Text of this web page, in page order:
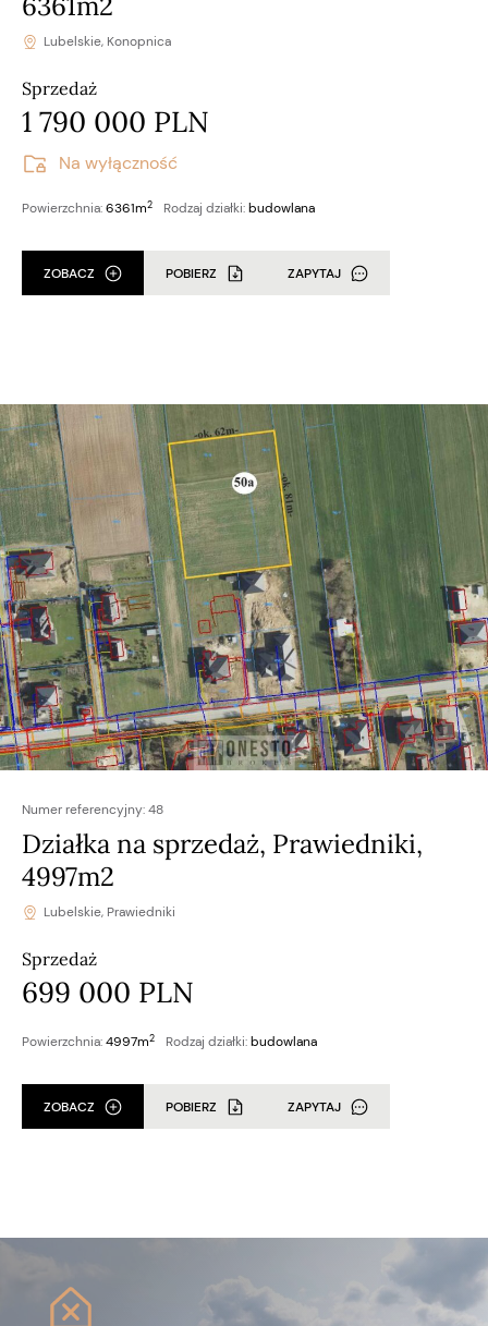
Na wyłączność
Lubelskie, Konopnica
Sprzedaż
1 790 000 PLN
Powierzchnia:6361m2 Rodzaj działki:budowlana
ZOBACZ POBIERZ ZAPYTAJ
Numer referencyjny:48
Działka na sprzedaż, Prawiedniki,
4997m2
Lubelskie, Prawiedniki
Sprzedaż
699 000 PLN
Powierzchnia:4997m2 Rodzaj działki:budowlana
ZOBACZ POBIERZ ZAPYTAJ